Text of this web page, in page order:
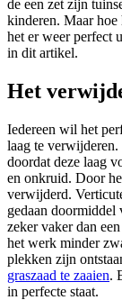
de een zet zijn
kinderen. Maar
het er weer perfect
in dit artikel.
Het
Iedereen wil het
laag te
doordat deze laag
en onkruid. Door
verwijderd.
gedaan doormiddel
zeker vaker dan
het werk minder
plekken zijn
graszaad te zaaien.
in perfecte staat.